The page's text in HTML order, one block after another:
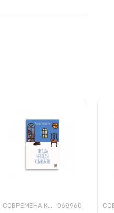
СОВРЕМЕНА КНИЖЕВНОСТ 068960